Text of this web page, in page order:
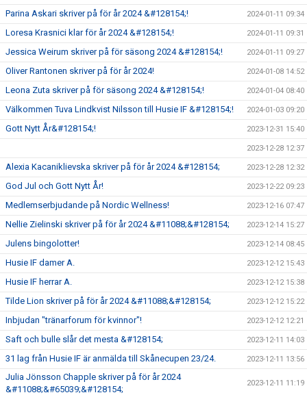
Parina Askari skriver på för år 2024 &#128154;! 2024-01-11 09:34
Loresa Krasnici klar för år 2024 &#128154;! 2024-01-11 09:31
Jessica Weirum skriver på för säsong 2024 &#128154;! 2024-01-11 09:27
Oliver Rantonen skriver på för år 2024! 2024-01-08 14:52
Leona Zuta skriver på för säsong 2024 &#128154;! 2024-01-04 08:40
Välkommen Tuva Lindkvist Nilsson till Husie IF &#128154;! 2024-01-03 09:20
Gott Nytt År&#128154;! 2023-12-31 15:40
2023-12-28 12:37
Alexia Kacaniklievska skriver på för år 2024 &#128154; 2023-12-28 12:32
God Jul och Gott Nytt År! 2023-12-22 09:23
Medlemserbjudande på Nordic Wellness! 2023-12-16 07:47
Nellie Zielinski skriver på för år 2024 &#11088;&#128154; 2023-12-14 15:27
Julens bingolotter! 2023-12-14 08:45
Husie IF damer A. 2023-12-12 15:43
Husie IF herrar A. 2023-12-12 15:38
Tilde Lion skriver på för år 2024 &#11088;&#128154; 2023-12-12 15:22
Inbjudan "tränarforum för kvinnor"! 2023-12-12 12:21
Saft och bulle slår det mesta &#128154; 2023-12-11 14:03
31 lag från Husie IF är anmälda till Skånecupen 23/24. 2023-12-11 13:56
Julia Jönsson Chapple skriver på för år 2024
&#11088;&#65039;&#128154;
2023-12-11 11:19